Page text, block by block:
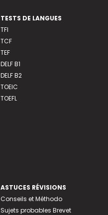
TESTS DE LANGUES
TFI
TCF
TEF
DELF B1
DELF B2
TOEIC
TOEFL
ASTUCES RÉVISIONS
Conseils et Méthodo
Sujets probables Brevet